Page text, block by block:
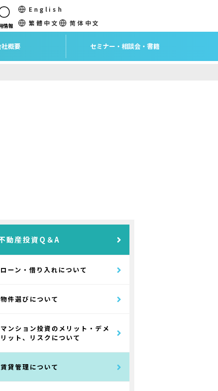
情報
English
繁體中文
简体中文
概要 セミナー・相談会・書籍
動産投資Q＆A
ローン・借り入れについて
物件選びについて
マンション投資のメリット・デメ
リット、リスクについて
賃貸管理について